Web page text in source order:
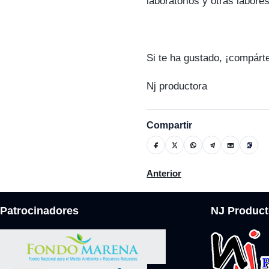
Si te ha gustado,
Nj productora
Compartir
Artículo anterior:
Anterior
Patrocinadores NJ